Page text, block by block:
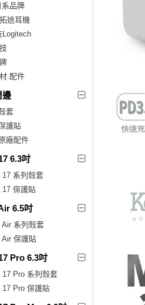
品牌
途耳機
Logitech
.配件
邊
套
護貼
廠配件
6.3吋
17 系列殼套
17 保護貼
6.5吋
Air 系列殼套
Air 保護貼
Pro 6.3吋
17 Pro 系列殼套
17 Pro 保護貼